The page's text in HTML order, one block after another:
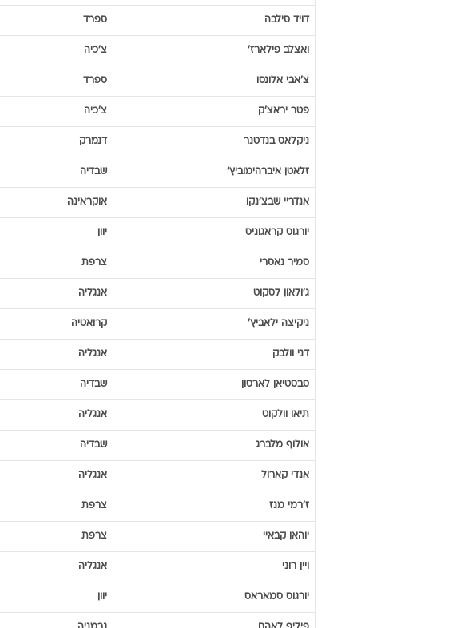
דויד סילבה ספרד
ואצלב פילארז' צ'כיה
צ'אבי אלונסו ספרד
פטר יראצ'ק צ'כיה
ניקלאס בנדטנר דנמרק
זלאטן איברהימוביץ' שבדיה
אנדריי שבצ'נקו אוקראינה
יורגוס קראגוניס יוון
סמיר נאסרי צרפת
ג'ולאון לסקוט אנגליה
ניקיצה ילאביץ' קרואטיה
דני וולבק אנגליה
סבסטיאן לארסון שבדיה
תיאו וולקוט אנגליה
אולוף מלברג שבדיה
אנדי קארול אנגליה
ז'רמי מנז צרפת
יוהאן קבאיי צרפת
ויין רוני אנגליה
יורגוס סמאראס יוון